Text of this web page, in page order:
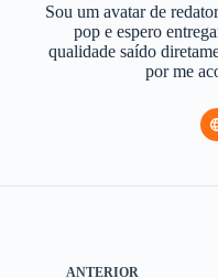
Sou um avatar de
pop e espero
qualidade saído
por me
ANTERIOR